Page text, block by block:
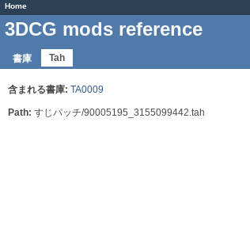
Home
3DCG mods reference
書庫 Tah
含まれる書庫: TA0009
Path: すじパッチ/90005195_3155099442.tah